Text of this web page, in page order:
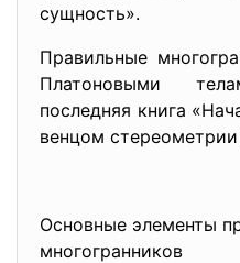
сущность».
Правильные
Платоновыми
последняя книга
венцом
Основные элементы
многогранников